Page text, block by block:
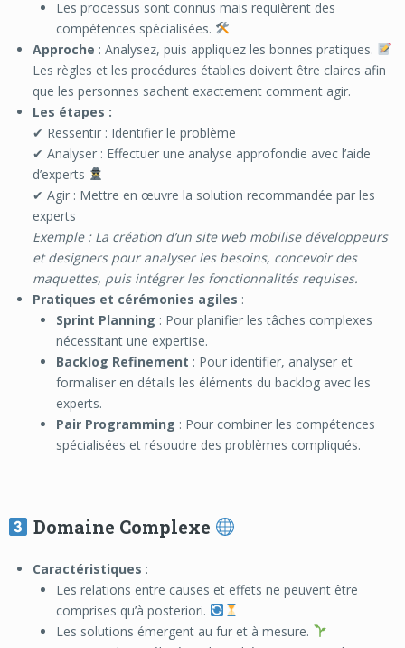
Les processus sont connus mais requièrent des
compétences spécialisées.
Approche : Analysez, puis appliquez les bonnes pratiques.
Les règles et les procédures établies doivent être claires afin
que les personnes sachent exactement comment agir.
Les étapes :
✔ Ressentir : Identifier le problème
✔ Analyser : Effectuer une analyse approfondie avec l’aide
d’experts
✔ Agir : Mettre en œuvre la solution recommandée par les
experts
Exemple : La création d’un site web mobilise développeurs
et designers pour analyser les besoins, concevoir des
maquettes, puis intégrer les fonctionnalités requises.
Pratiques et cérémonies agiles :
Sprint Planning : Pour planifier les tâches complexes
nécessitant une expertise.
Backlog Refinement : Pour identifier, analyser et
formaliser en détails les éléments du backlog avec les
experts.
Pair Programming : Pour combiner les compétences
spécialisées et résoudre des problèmes compliqués.
Domaine Complexe
Caractéristiques :
Les relations entre causes et effets ne peuvent être
comprises qu’à posteriori.
Les solutions émergent au fur et à mesure.